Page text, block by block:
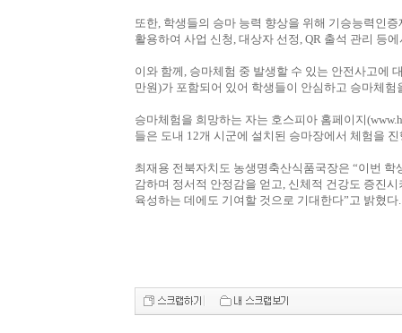
또한, 학생들의 승마 능력 향상을 위해 기승능력인
활용하여 사업 신청, 대상자 선정, QR 출석 관리 등
이와 함께, 승마체험 중 발생할 수 있는 안전사고에
만원)가 포함되어 있어 학생들이 안심하고 승마체험
승마체험을 희망하는 자는 호스피아 홈페이지
들은 도내 12개 시군에 설치된 승마장에서 체험을
최재용 전북자치도 농생명축산식품국장은 “이번
감하며 정서적 안정감을 얻고, 신체적 건강도 증진
육성하는 데에도 기여할 것으로 기대한다”고 밝혔다